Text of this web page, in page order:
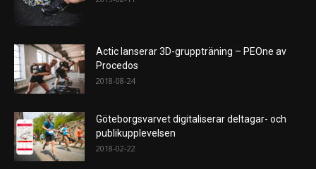
Actic lanserar 3D-gruppträning – PEOne av
Procedos
2018-08-24
Göteborgsvarvet digitaliserar deltagar- och
publikupplevelsen
2018-02-22